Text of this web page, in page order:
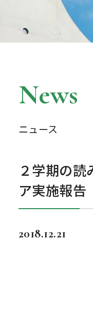
News
ニュース
２学期の読
ア実施報告
2018.12.21